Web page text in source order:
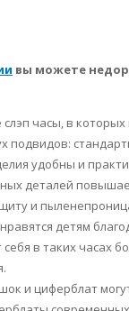
вы можете
слэп часы, в
подвидов:
удобны и
деталей
и
детям
в таких часах
и циферблат могут